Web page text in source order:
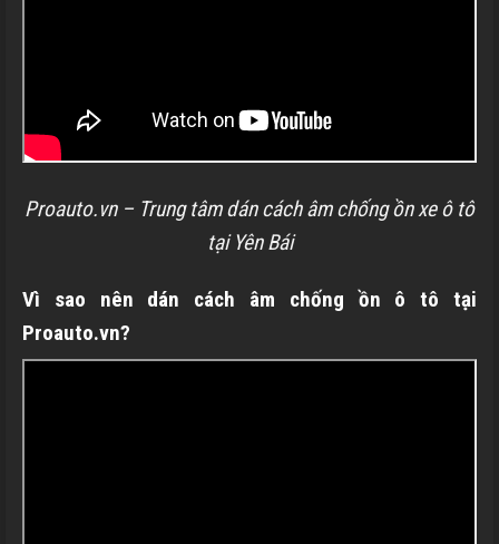
Proauto.vn – Trung tâm dán cách âm chống ồn xe ô tô
tại Yên Bái
Vì sao nên dán cách âm chống ồn ô tô tại
Proauto.vn?